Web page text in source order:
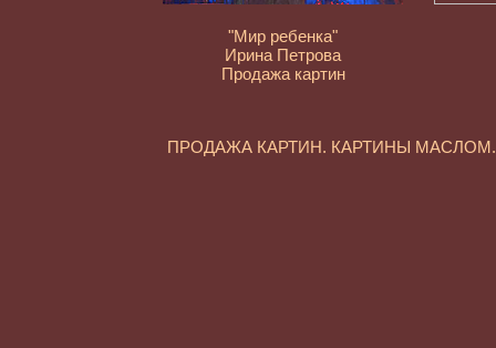
"Мир ребенка"
Ирина Петрова
Продажа картин
ПРОДАЖА КАРТИН. КАРТИНЫ